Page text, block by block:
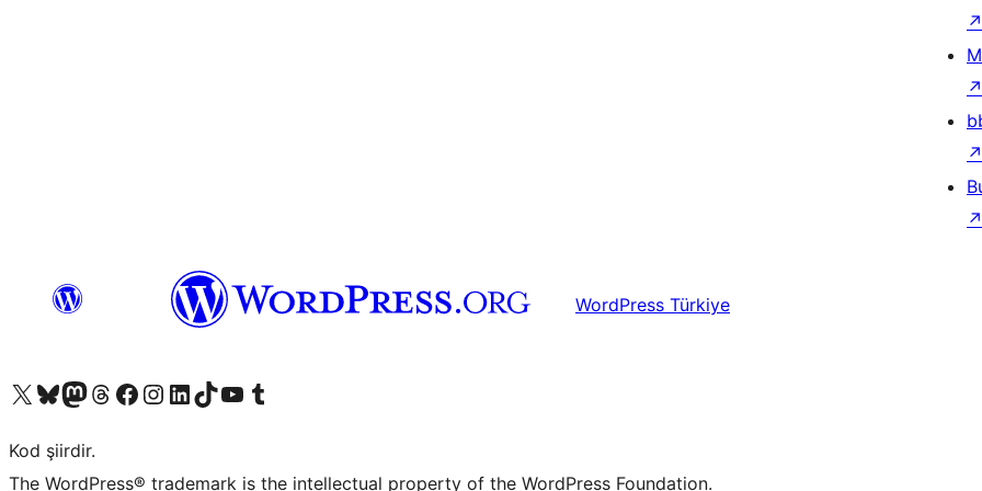
↗
↗
↗
↗
WordPress Türkiye
X (eski Twitter) hesabımıza bakın
Bluesky hesabımızı ziyaret edinMastodon hesabımızı ziyaret edinThreads hesabımızı ziyaret edinFacebook sayfamızı ziyaret edinInstagram hesabımızı ziyaret edinLinkedIn hesabımızı ziyaret edinTikTok hesabımızı ziyaret edinYouTube kanalımızı ziyaret edinTumblr hesabımızı ziyaret edin
Kod şiirdir.
The WordPress® trademark is the intellectual property of the WordPress Foundation.